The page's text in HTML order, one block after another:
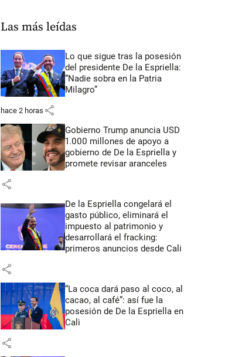
Las más leídas
Lo que sigue tras la posesión
del presidente De la Espriella:
“Nadie sobra en la Patria
Milagro”
hace 2 horas share
Gobierno Trump anuncia USD
1.000 millones de apoyo a
gobierno de De la Espriella y
promete revisar aranceles
share
De la Espriella congelará el
gasto público, eliminará el
impuesto al patrimonio y
desarrollará el fracking:
primeros anuncios desde Cali
share
“La coca dará paso al coco, al
cacao, al café”: así fue la
posesión de De la Espriella en
Cali
share